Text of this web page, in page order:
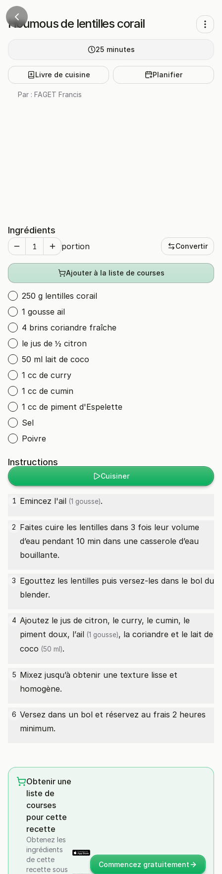
Houmous de lentilles corail
25 minutes
Livre de cuisine Planifier
Par : FAGET Francis
Ingrédients
portion Convertir
Ajouter à la liste de courses
250 g lentilles corail
1 gousse ail
4 brins coriandre fraîche
le jus de ½ citron
50 ml lait de coco
1 cc de curry
1 cc de cumin
1 cc de piment d'Espelette
Sel
Poivre
Instructions
Cuisiner
1 Emincez l'ail (1 gousse).
2 Faites cuire les lentilles dans 3 fois leur volume
d’eau pendant 10 min dans une casserole d’eau
bouillante.
3 Egouttez les lentilles puis versez-les dans le bol du
blender.
4 Ajoutez le jus de citron, le curry, le cumin, le
piment doux, l’ail (1 gousse), la coriandre et le lait de
coco (50 ml).
5 Mixez jusqu’à obtenir une texture lisse et
homogène.
6 Versez dans un bol et réservez au frais 2 heures
minimum.
Obtenir une
liste de
courses
pour cette
recette
Obtenez les
ingrédients
de cette
recette sous
Commencez gratuitement